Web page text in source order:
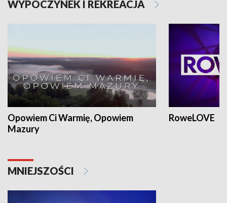
WYPOCZYNEK I REKREACJA
Opowiem Ci Warmię, Opowiem
Mazury
RoweLOVE
MNIEJSZOŚCI